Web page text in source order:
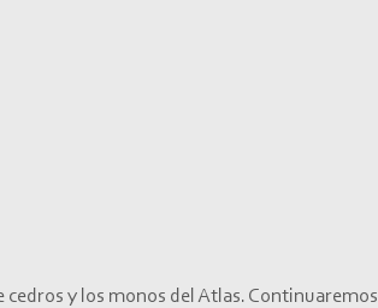
cedros y los monos del Atlas. Continuaremos